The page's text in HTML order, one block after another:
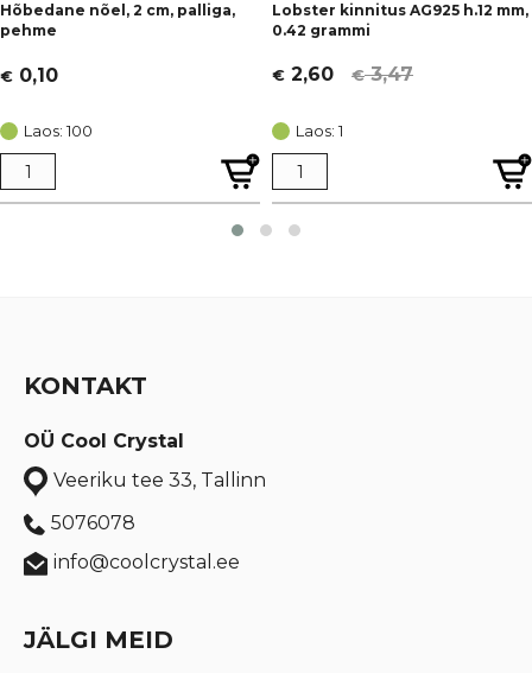
Hõbedane nõel, 2 cm, palliga,
pehme
€ 0,10
Laos: 100
Lobster kinnitus AG925 h.12 mm,
0.42 grammi
€3,47
Algne
oli:
€ 3,47.
€ 2,60
Current
is:
€ 2,60.
Laos: 1
KONTAKT
OÜ Cool Crystal
Veeriku tee 33, Tallinn
5076078
info@coolcrystal.ee
JÄLGI MEID